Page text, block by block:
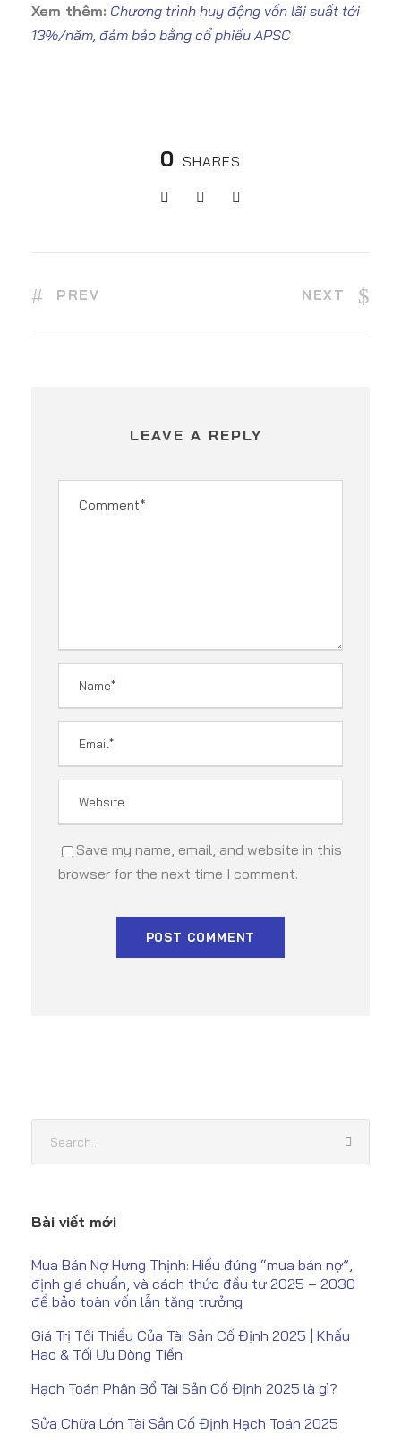
Xem thêm: Chương trình huy động vốn lãi suất tới
13%/năm, đảm bảo bằng cổ phiếu APSC
0 SHARES
PREV NEXT
LEAVE A REPLY
Save my name, email, and website in this
browser for the next time I comment.
Bài viết mới
Mua Bán Nợ Hưng Thịnh: Hiểu đúng “mua bán nợ”,
định giá chuẩn, và cách thức đầu tư 2025 – 2030
để bảo toàn vốn lẫn tăng trưởng
Giá Trị Tối Thiểu Của Tài Sản Cố Định 2025 | Khấu
Hao & Tối Ưu Dòng Tiền
Hạch Toán Phân Bổ Tài Sản Cố Định 2025 là gì?
Sửa Chữa Lớn Tài Sản Cố Định Hạch Toán 2025